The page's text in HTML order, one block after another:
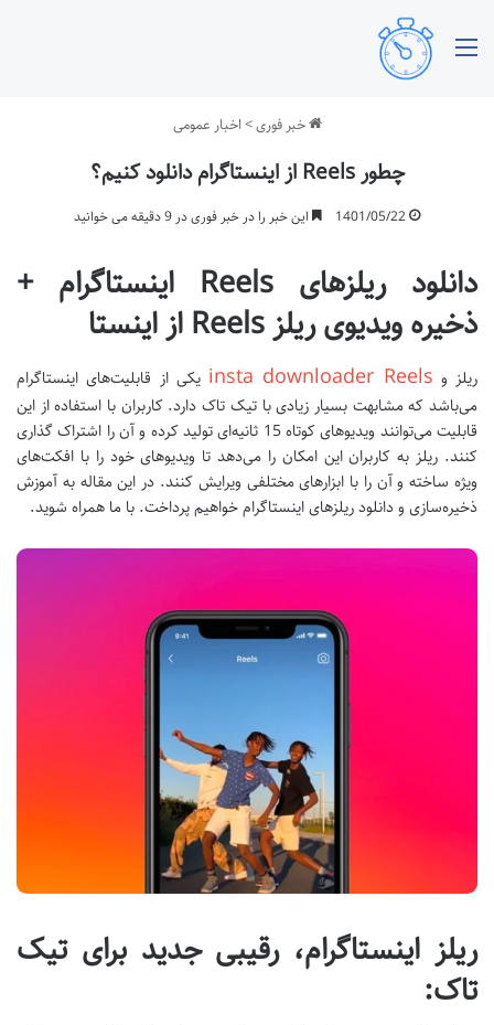
خبر فوری> اخبار عمومی
چطور Reels از اینستاگرام دانلود کنیم؟
1401/05/22 این خبر را در خبر فوری در 9 دقیقه می خوانید
دانلود ریلزهای Reels اینستاگرام +
ذخیره ویدیوی ریلز Reels از اینستا
ریلز و insta downloader Reels یکی از قابلیت‌های اینستاگرام
می‌باشد که مشابهت بسیار زیادی با تیک تاک دارد. کاربران با استفاده از این
قابلیت می‌توانند ویدیوهای کوتاه 15 ثانیه‌ای تولید کرده و آن را اشتراک گذاری
کنند. ریلز به کاربران این امکان را می‌دهد تا ویدیوهای خود را با افکت‌های
ویژه ساخته و آن را با ابزارهای مختلفی ویرایش کنند. در این مقاله به آموزش
ذخیره‌سازی و دانلود ریلزهای اینستاگرام خواهیم پرداخت. با ما همراه شوید.
ریلز اینستاگرام، رقیبی جدید برای تیک
تاک: